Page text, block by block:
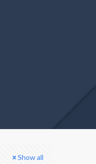
Show all